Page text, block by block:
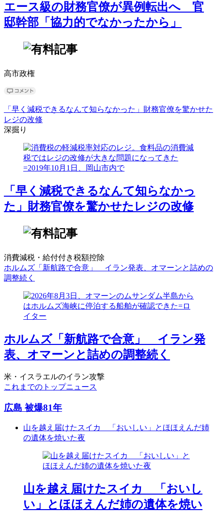
エース級の財務官僚が異例転出へ 官
邸幹部「協力的でなかったから」
高市政権
「早く減税できるなんて知らなかった」財務官僚を驚かせた
レジの改修
深掘り
「早く減税できるなんて知らなかっ
た」財務官僚を驚かせたレジの改修
消費減税・給付付き税額控除
ホルムズ「新航路で合意」 イラン発表、オマーンと詰めの
調整続く
ホルムズ「新航路で合意」 イラン発
表、オマーンと詰めの調整続く
米・イスラエルのイラン攻撃
これまでのトップニュース
広島 被爆81年
山を越え届けたスイカ 「おいしい」とほほえんだ姉
の遺体を焼いた夜
山を越え届けたスイカ 「おいし
い」とほほえんだ姉の遺体を焼い